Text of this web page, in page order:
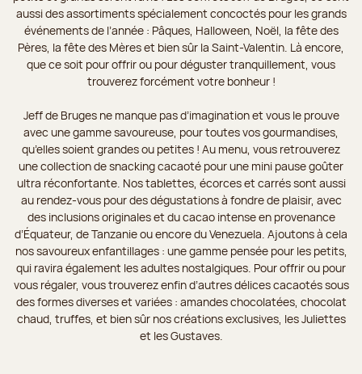
aussi des assortiments spécialement concoctés pour les grands
événements de l’année : Pâques, Halloween, Noël, la fête des
Pères, la fête des Mères et bien sûr la Saint-Valentin. Là encore,
que ce soit pour offrir ou pour déguster tranquillement, vous
trouverez forcément votre bonheur !
Jeff de Bruges ne manque pas d’imagination et vous le prouve
avec une gamme savoureuse, pour toutes vos gourmandises,
qu’elles soient grandes ou petites ! Au menu, vous retrouverez
une collection de snacking cacaoté pour une mini pause goûter
ultra réconfortante. Nos tablettes, écorces et carrés sont aussi
au rendez-vous pour des dégustations à fondre de plaisir, avec
des inclusions originales et du cacao intense en provenance
d’Équateur, de Tanzanie ou encore du Venezuela. Ajoutons à cela
nos savoureux enfantillages : une gamme pensée pour les petits,
qui ravira également les adultes nostalgiques. Pour offrir ou pour
vous régaler, vous trouverez enfin d’autres délices cacaotés sous
des formes diverses et variées : amandes chocolatées, chocolat
chaud, truffes, et bien sûr nos créations exclusives, les Juliettes
et les Gustaves.